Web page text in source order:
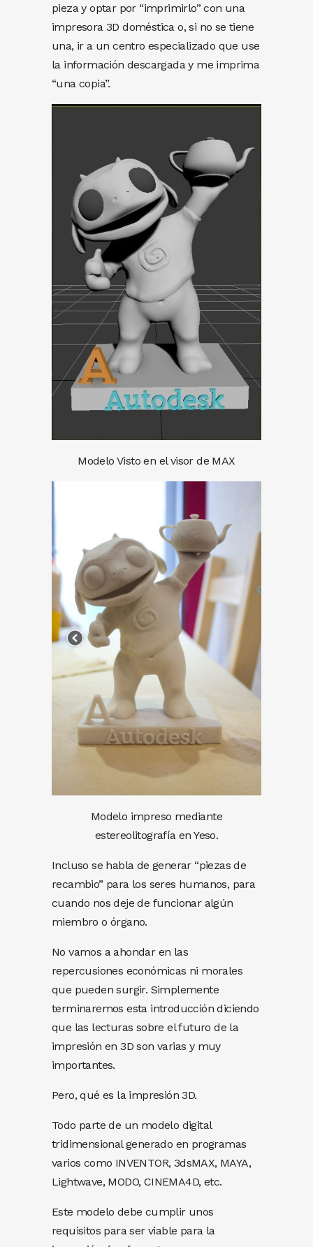
pieza y optar por “imprimirlo” con una
impresora 3D doméstica o, si no se tiene
una, ir a un centro especializado que use
la información descargada y me imprima
“una copia”.
Modelo Visto en el visor de MAX
Modelo impreso mediante
estereolitografía en Yeso.
Incluso se habla de generar “piezas de
recambio” para los seres humanos, para
cuando nos deje de funcionar algún
miembro o órgano.
No vamos a ahondar en las
repercusiones económicas ni morales
que pueden surgir. Simplemente
terminaremos esta introducción diciendo
que las lecturas sobre el futuro de la
impresión en 3D son varias y muy
importantes.
Pero, qué es la impresión 3D.
Todo parte de un modelo digital
tridimensional generado en programas
varios como INVENTOR, 3dsMAX, MAYA,
Lightwave, MODO, CINEMA4D, etc.
Este modelo debe cumplir unos
requisitos para ser viable para la